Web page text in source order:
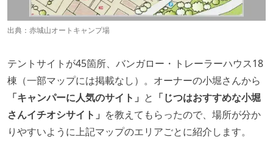
出典： 赤城山オートキャンプ場
テントサイトが45箇所、バンガロー・トレーラーハウス18
棟（一部マップには掲載なし）。オーナーの小堀さんから
「キャンパーに人気のサイト」 と 「じつはおすすめな小堀
さんイチオシサイト」 を教えてもらったので、場所が分か
りやすいように上記マップのエリアごとに紹介します。